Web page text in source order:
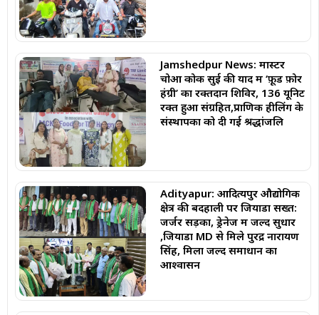
Jamshedpur News: मास्टर
चोआ कोक सुई की याद में ‘फ़ूड फ़ोर
हंग्री’ का रक्तदान शिविर, 136 यूनिट
रक्त हुआ संग्रहित,प्राणिक हीलिंग के
संस्थापकों को दी गई श्रद्धांजलि
Adityapur: आदित्यपुर औद्योगिक
क्षेत्र की बदहाली पर जियाडा सख्त:
जर्जर सड़कों, ड्रेनेज में जल्द सुधार
,जियाडा MD से मिले पुरेंद्र नारायण
सिंह, मिला जल्द समाधान का
आश्वासन